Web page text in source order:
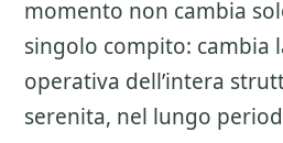
momento non cambia
singolo compito: cambia
operativa dell’intera
serenita, nel lungo